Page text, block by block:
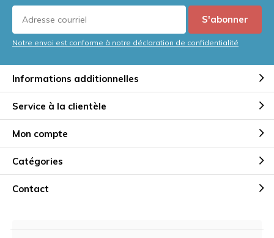
S'abonner
Notre envoi est conforme à notre déclaration de confidentialité
Informations additionnelles
Service à la clientèle
Mon compte
Catégories
Contact